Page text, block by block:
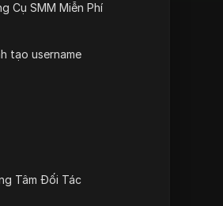
Cụ SMM Miễn Phí
tạo username
Tâm Đối Tác